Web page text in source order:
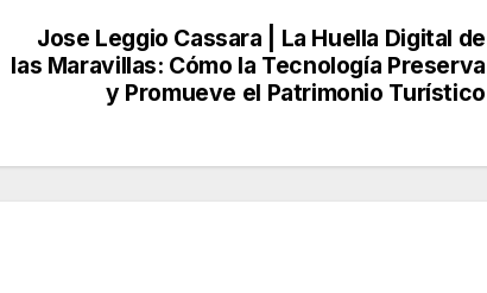
Jose Leggio Cassara | La Huella Digital de
las Maravillas: Cómo la Tecnología Preserva
y Promueve el Patrimonio Turístico